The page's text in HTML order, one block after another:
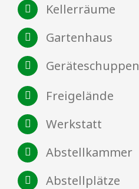
Kellerräume
Gartenhaus
Geräteschuppen
Freigelände
Werkstatt
Abstellkammer
Abstellplätze